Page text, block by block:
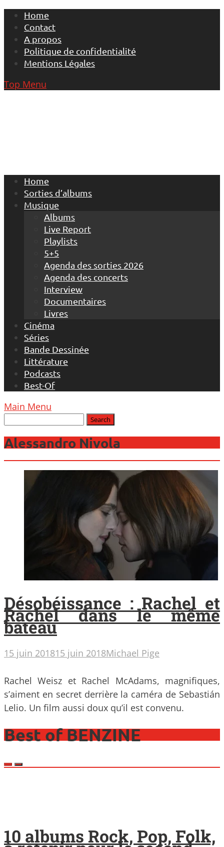
Skip
content
Home
Contact
A propos
Politique de confidentialité
Mentions Légales
Top Menu
Home
Sorties d’albums
Musique
Albums
Live Report
Playlists
5+5
Agenda des sorties 2026
Agenda des concerts
Interview
Documentaires
Livres
Cinéma
Séries
Bande Dessinée
Littérature
Podcasts
Best-Of
Main Menu
Alessandro Nivola
Désobéissance : Rachel et
Rachel dans le même
bateau
15 juin 201815 juin 2018Michael Pige
Rachel Weisz et Rachel McAdams, magnifiques,
s’aiment en secret derrière la caméra de Sebastián
Lelio. Un film aussi doux qu’il est convenu.
Best of BENZINE
10 albums Rock, Pop, Folk,